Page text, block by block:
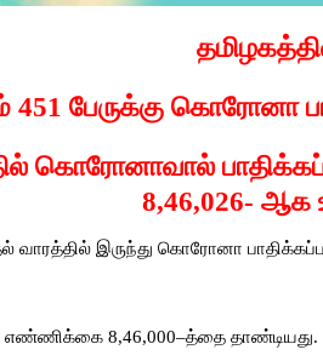
பேருக்கு கொரோனா
கொரோனாவால்
8,46,026- ஆக
வாரத்தில் இருந்து கொரோனா
எண்ணிக்கை 8,46,000–த்தை தாண்டியது.